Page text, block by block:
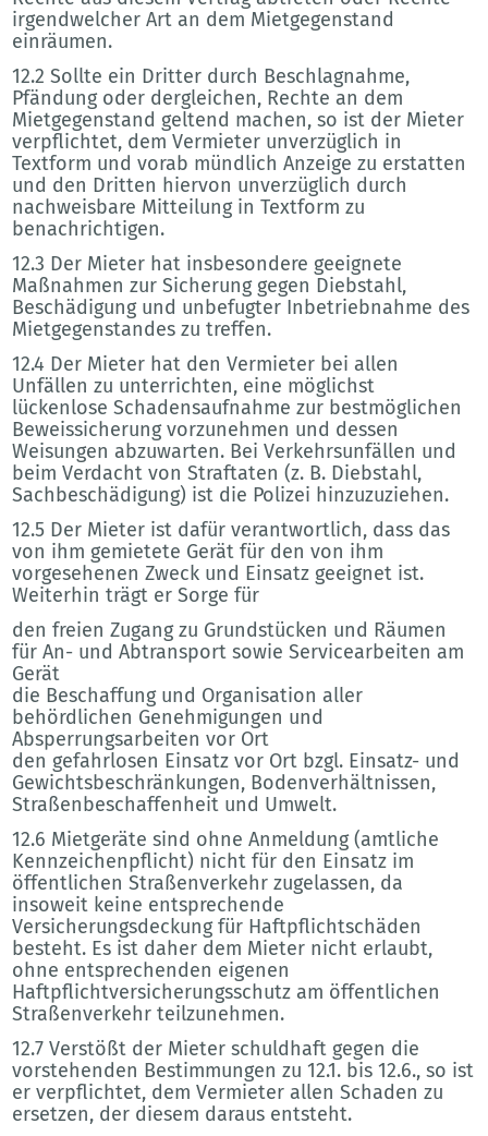
irgendwelcher Art an dem Mietgegenstand
einräumen.
12.2 Sollte ein Dritter durch Beschlagnahme,
Pfändung oder dergleichen, Rechte an dem
Mietgegenstand geltend machen, so ist der Mieter
verpflichtet, dem Vermieter unverzüglich in
Textform und vorab mündlich Anzeige zu erstatten
und den Dritten hiervon unverzüglich durch
nachweisbare Mitteilung in Textform zu
benachrichtigen.
12.3 Der Mieter hat insbesondere geeignete
Maßnahmen zur Sicherung gegen Diebstahl,
Beschädigung und unbefugter Inbetriebnahme des
Mietgegenstandes zu treffen.
12.4 Der Mieter hat den Vermieter bei allen
Unfällen zu unterrichten, eine möglichst
lückenlose Schadensaufnahme zur bestmöglichen
Beweissicherung vorzunehmen und dessen
Weisungen abzuwarten. Bei Verkehrsunfällen und
beim Verdacht von Straftaten (z. B. Diebstahl,
Sachbeschädigung) ist die Polizei hinzuzuziehen.
12.5 Der Mieter ist dafür verantwortlich, dass das
von ihm gemietete Gerät für den von ihm
vorgesehenen Zweck und Einsatz geeignet ist.
Weiterhin trägt er Sorge für
den freien Zugang zu Grundstücken und Räumen
für An- und Abtransport sowie Servicearbeiten am
Gerät
die Beschaffung und Organisation aller
behördlichen Genehmigungen und
Absperrungsarbeiten vor Ort
den gefahrlosen Einsatz vor Ort bzgl. Einsatz- und
Gewichtsbeschränkungen, Bodenverhältnissen,
Straßenbeschaffenheit und Umwelt.
12.6 Mietgeräte sind ohne Anmeldung (amtliche
Kennzeichenpflicht) nicht für den Einsatz im
öffentlichen Straßenverkehr zugelassen, da
insoweit keine entsprechende
Versicherungsdeckung für Haftpflichtschäden
besteht. Es ist daher dem Mieter nicht erlaubt,
ohne entsprechenden eigenen
Haftpflichtversicherungsschutz am öffentlichen
Straßenverkehr teilzunehmen.
12.7 Verstößt der Mieter schuldhaft gegen die
vorstehenden Bestimmungen zu 12.1. bis 12.6., so ist
er verpflichtet, dem Vermieter allen Schaden zu
ersetzen, der diesem daraus entsteht.